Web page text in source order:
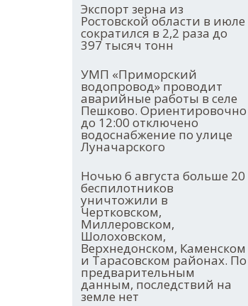
Экспорт зерна из
Ростовской области в июле
сократился в 2,2 раза до
397 тысяч тонн
УМП «Приморский
водопровод» проводит
аварийные работы в селе
Пешково. Ориентировочно
до 12:00 отключено
водоснабжение по улице
Луначарского
Ночью 6 августа больше 20
беспилотников
уничтожили в
Чертковском,
Миллеровском,
Шолоховском,
Верхнедонском, Каменском
и Тарасовском районах. По
предварительным
данным, последствий на
земле нет